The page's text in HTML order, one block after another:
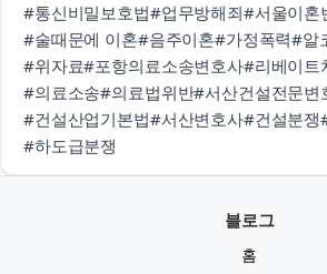
#통신비밀보호법#업무방해죄#서울이혼
#술때문에 이혼#음주이혼#가정폭력#알
#위자료#포항의료소송변호사#리베이트
#의료소송#의료법위반#서산건설전문변
#건설산업기본법#서산변호사#건설분쟁
#하도급분쟁
블로그
홈